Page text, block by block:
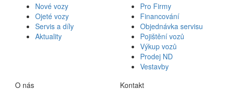
Nové vozy
Ojeté vozy
Servis a díly
Aktuality
Pro Firmy
Financování
Objednávka servisu
Pojištění vozů
Výkup vozů
Prodej ND
Vestavby
O nás
Kontakt